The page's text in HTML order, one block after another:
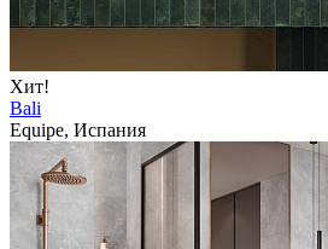
Хит!
Bali
Equipe, Испания